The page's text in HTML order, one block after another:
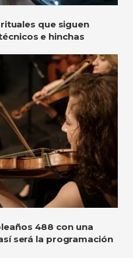
que siguen
e hinchas
488 con una
será la programación